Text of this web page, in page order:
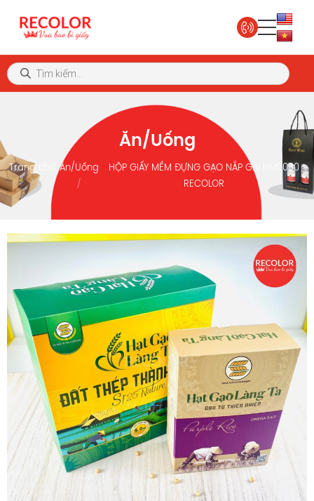
Ăn/Uống
Trang chủ Ăn/Uống
HỘP GIẤY MỀM ĐỰNG GẠO NẮP GÀI HM0030
RECOLOR